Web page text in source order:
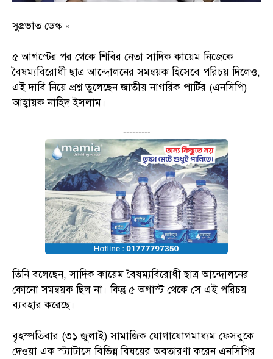
সুপ্রভাত ডেস্ক »
৫ আগস্টের পর থেকে শিবির নেতা সাদিক কায়েম নিজেকে
বৈষম্যবিরোধী ছাত্র আন্দোলনের সমন্বয়ক হিসেবে পরিচয় দিলেও,
এই দাবি নিয়ে প্রশ্ন তুলেছেন জাতীয় নাগরিক পার্টির (এনসিপি)
আহ্বায়ক নাহিদ ইসলাম।
---------
তিনি বলেছেন, সাদিক কায়েম বৈষম্যবিরোধী ছাত্র আন্দোলনের
কোনো সমন্বয়ক ছিল না। কিন্তু ৫ অগাস্ট থেকে সে এই পরিচয়
ব্যবহার করেছে।
বৃহস্পতিবার (৩১ জুলাই) সামাজিক যোগাযোগমাধ্যম ফেসবুকে
দেওয়া এক স্ট্যাটাসে বিভিন্ন বিষয়ের অবতারণা করেন এনসিপির